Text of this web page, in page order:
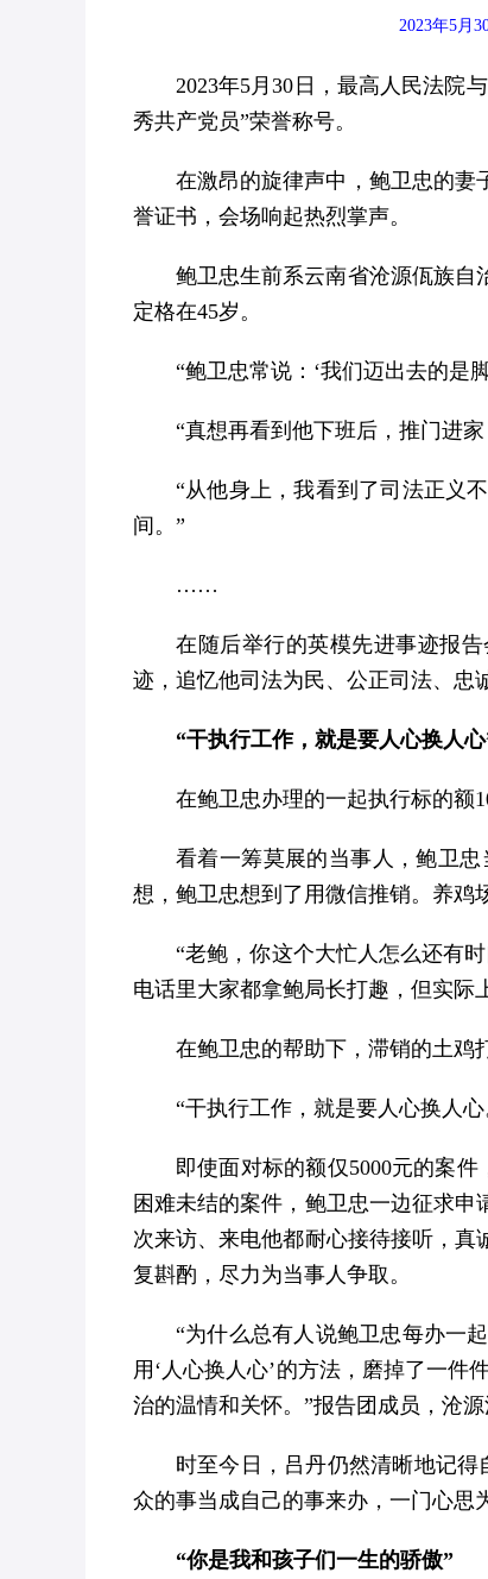
2023年5月
2023年5月30日，最高人民法院
秀共产党员”荣誉称号。
在激昂的旋律声中，鲍卫忠的妻
誉证书，会场响起热烈掌声。
鲍卫忠生前系云南省沧源佤族自
定格在45岁。
“鲍卫忠常说：‘我们迈出去的是
“真想再看到他下班后，推门进
“从他身上，我看到了司法正义
间。”
……
在随后举行的英模先进事迹报
迹，追忆他司法为民、公正司法、忠
“干执行工作，就是要人心换人
在鲍卫忠办理的一起执行标的额
看着一筹莫展的当事人，鲍卫
想，鲍卫忠想到了用微信推销。养鸡
“老鲍，你这个大忙人怎么还有
电话里大家都拿鲍局长打趣，但实际
在鲍卫忠的帮助下，滞销的土鸡
“干执行工作，就是要人心换人心
即使面对标的额仅5000元的案
困难未结的案件，鲍卫忠一边征求
次来访、来电他都耐心接待接听，
复斟酌，尽力为当事人争取。
“为什么总有人说鲍卫忠每办一
用‘人心换人心’的方法，磨掉了一件
治的温情和关怀。”报告团成员，沧
时至今日，吕丹仍然清晰地记
众的事当成自己的事来办，一门心思
“你是我和孩子们一生的骄傲”